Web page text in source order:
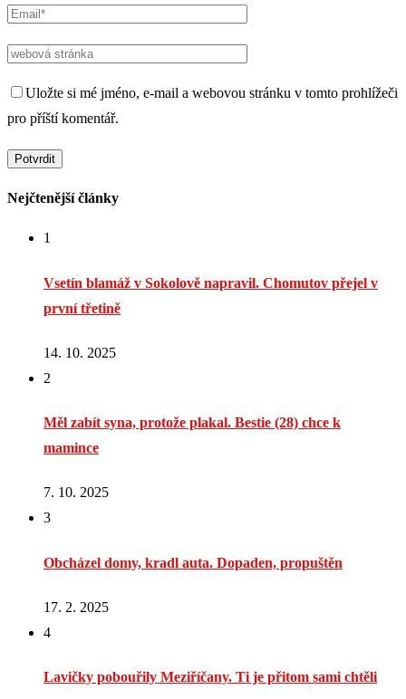
Uložte si mé jméno, e-mail a webovou stránku v tomto prohlížeči
pro příští komentář.
Nejčtenější články
1
Vsetín blamáž v Sokolově napravil. Chomutov přejel v
první třetině
14. 10. 2025
2
Měl zabít syna, protože plakal. Bestie (28) chce k
mamince
7. 10. 2025
3
Obcházel domy, kradl auta. Dopaden, propuštěn
17. 2. 2025
4
Lavičky pobouřily Meziříčany. Ti je přitom sami chtěli